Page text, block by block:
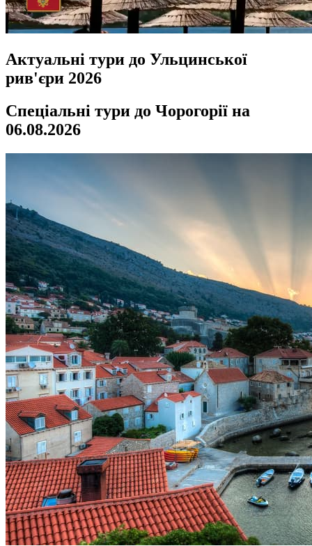
Актуальні тури до Ульцинської
рив'єри 2026
Спеціальні тури до Чорогорії на
06.08.2026